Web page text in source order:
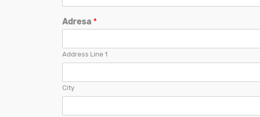
Adresa *
Address Line 1
City